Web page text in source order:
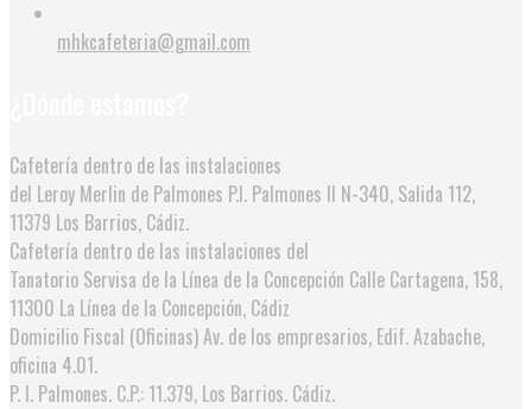
mhkcafeteria@gmail.com
Cafetería dentro de las instalaciones
del Leroy Merlin de Palmones P.I. Palmones II N-340, Salida 112,
11379 Los Barrios, Cádiz.
Cafetería dentro de las instalaciones del
Tanatorio Servisa de la Línea de la Concepción Calle Cartagena, 158,
11300 La Línea de la Concepción, Cádiz
Domicilio Fiscal (Oficinas)Av. de los empresarios, Edif. Azabache,
oficina 4.01.
P. I. Palmones. C.P.: 11.379, Los Barrios. Cádiz.